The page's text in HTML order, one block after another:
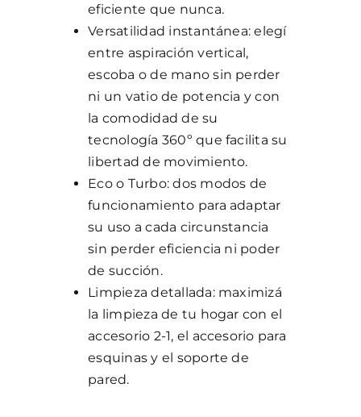
eficiente que nunca.
Versatilidad instantánea: elegí
entre aspiración vertical,
escoba o de mano sin perder
ni un vatio de potencia y con
la comodidad de su
tecnología 360º que facilita su
libertad de movimiento.
Eco o Turbo: dos modos de
funcionamiento para adaptar
su uso a cada circunstancia
sin perder eficiencia ni poder
de succión.
Limpieza detallada: maximizá
la limpieza de tu hogar con el
accesorio 2-1, el accesorio para
esquinas y el soporte de
pared.